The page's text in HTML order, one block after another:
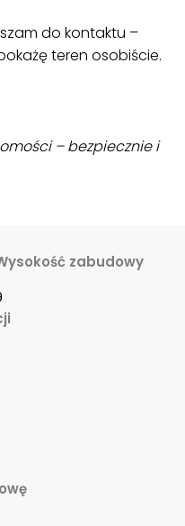
do kontaktu –
teren osobiście.
– bezpiecznie i
zabudowy